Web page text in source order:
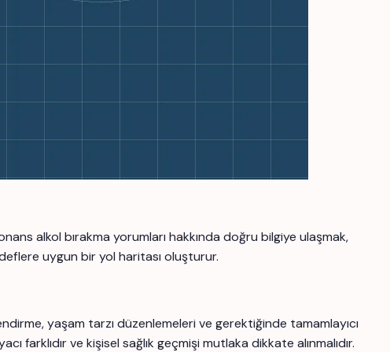
alkol bırakma yorumları hakkında doğru bilgiye ulaşmak,
uygun bir yol haritası oluşturur.
yaşam tarzı düzenlemeleri ve gerektiğinde tamamlayıcı
ve kişisel sağlık geçmişi mutlaka dikkate alınmalıdır.